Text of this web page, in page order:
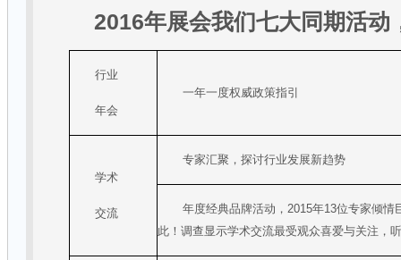
2016年展会我们七大同期活动
行业
年会
一年一度权威政策指引
学术
交流
专家汇聚，探讨行业发展新趋势
年度经典品牌活动， 2015年13位专家倾情
此！调查显示学术交流最受观众喜爱与关注，